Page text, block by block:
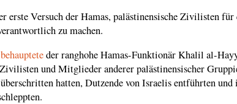
erste Versuch der Hamas, palästinensische Zivilisten für
zu machen.
behaupteteder ranghohe Hamas-Funktionär Khalil al-
und Mitglieder anderer palästinensischer
hatten, Dutzende von Israelis entführten und